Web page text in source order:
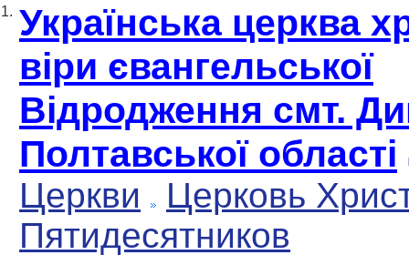
1. Українська церква
віри євангельської
Відродження смт.
Полтавської області
Церкви
Церковь
Пятидесятников